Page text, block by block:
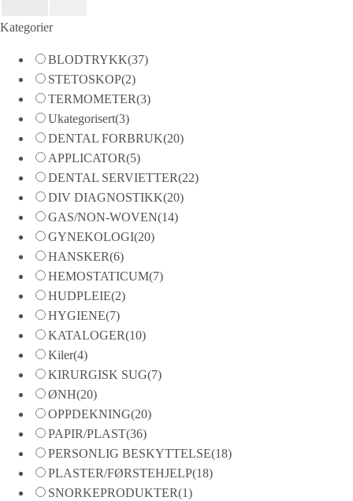
Kategorier
BLODTRYKK(37)
STETOSKOP(2)
TERMOMETER(3)
Ukategorisert(3)
DENTAL FORBRUK(20)
APPLICATOR(5)
DENTAL SERVIETTER(22)
DIV DIAGNOSTIKK(20)
GAS/NON-WOVEN(14)
GYNEKOLOGI(20)
HANSKER(6)
HEMOSTATICUM(7)
HUDPLEIE(2)
HYGIENE(7)
KATALOGER(10)
Kiler(4)
KIRURGISK SUG(7)
ØNH(20)
OPPDEKNING(20)
PAPIR/PLAST(36)
PERSONLIG BESKYTTELSE(18)
PLASTER/FØRSTEHJELP(18)
SNORKEPRODUKTER(1)